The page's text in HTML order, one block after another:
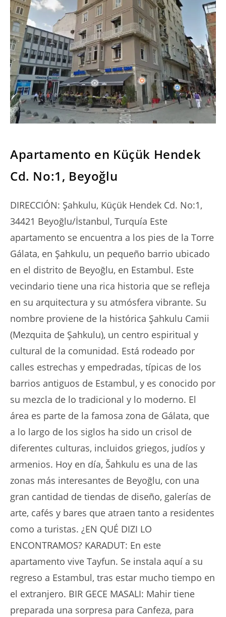
Apartamento en Küçük Hendek
Cd. No:1, Beyoğlu
DIRECCIÓN: Şahkulu, Küçük Hendek Cd. No:1,
34421 Beyoğlu/İstanbul, Turquía Este
apartamento se encuentra a los pies de la Torre
Gálata, en Şahkulu, un pequeño barrio ubicado
en el distrito de Beyoğlu, en Estambul. Este
vecindario tiene una rica historia que se refleja
en su arquitectura y su atmósfera vibrante. Su
nombre proviene de la histórica Şahkulu Camii
(Mezquita de Şahkulu), un centro espiritual y
cultural de la comunidad. Está rodeado por
calles estrechas y empedradas, típicas de los
barrios antiguos de Estambul, y es conocido por
su mezcla de lo tradicional y lo moderno. El
área es parte de la famosa zona de Gálata, que
a lo largo de los siglos ha sido un crisol de
diferentes culturas, incluidos griegos, judíos y
armenios. Hoy en día, Šahkulu es una de las
zonas más interesantes de Beyoğlu, con una
gran cantidad de tiendas de diseño, galerías de
arte, cafés y bares que atraen tanto a residentes
como a turistas. ¿EN QUÉ DIZI LO
ENCONTRAMOS? KARADUT: En este
apartamento vive Tayfun. Se instala aquí a su
regreso a Estambul, tras estar mucho tiempo en
el extranjero. BIR GECE MASALI: Mahir tiene
preparada una sorpresa para Canfeza, para